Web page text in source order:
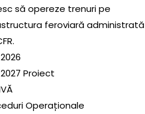
să opereze trenuri pe
feroviară administrată
2027 Proiect
Operaționale